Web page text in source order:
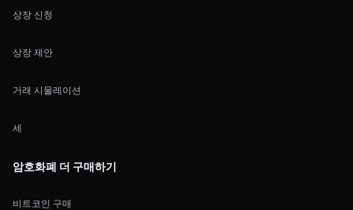
상장 신청
상장 제안
거래 시물레이션
세
암호화폐 더 구매하기
비트코인 구매